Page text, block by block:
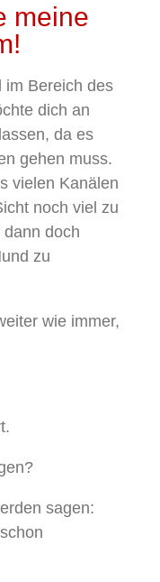
meine
im Bereich des
dich an
da es
gehen muss.
vielen Kanälen
noch viel zu
doch
zu
wie immer,
sagen: